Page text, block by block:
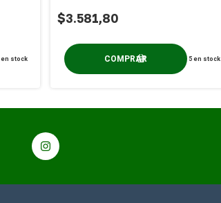
en stock
$3.581,80
5en stock